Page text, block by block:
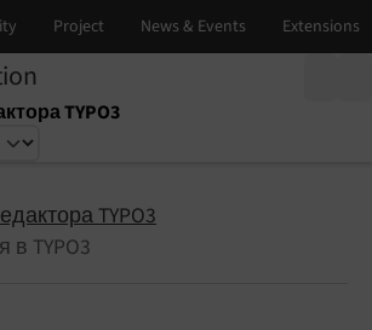
TYPO3
TYPO3
в TYPO3